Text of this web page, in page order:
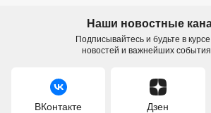
Наши новостные
Подписывайтесь и будьте в
новостей и важнейших
ВКонтакте Дзен